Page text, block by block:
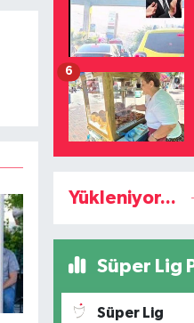
6
Yükleniyor...
Süper Lig
Süper Lig